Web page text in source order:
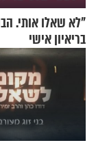
"לא שאלו אותי.
בריאיון אישי